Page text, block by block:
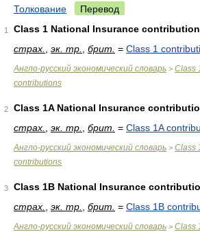
Толкование Перевод
1
Class 1 National Insurance
страх.
эк. тр. брит. = Class 1
Англо-русский экономический словарь > Class
contributions
2
Class 1A National Insurance
страх.
эк. тр. брит. = Class 1A
Англо-русский экономический словарь > Class
contributions
3
Class 1B National Insurance
страх.
эк. тр. брит. = Class 1B
Англо-русский экономический словарь > Class